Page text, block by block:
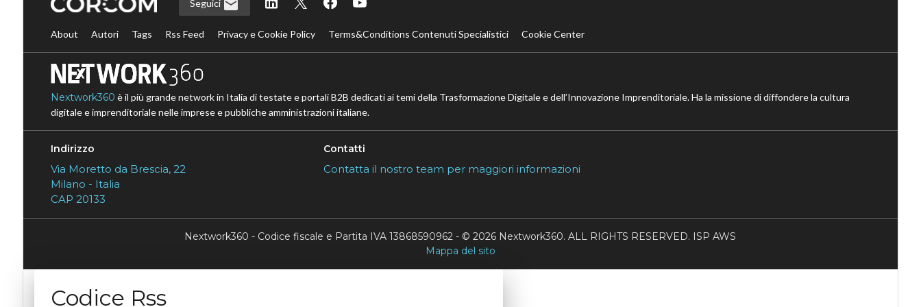
Seguici
About Autori Tags Rss Feed Privacy e Cookie Policy Terms&Conditions Contenuti Specialistici Cookie Center
Nextwork360 è il più grande network in Italia di testate e portali B2B dedicati ai temi della Trasformazione Digitale e dell’Innovazione Imprenditoriale. Ha la missione di diffondere la cultura
digitale e imprenditoriale nelle imprese e pubbliche amministrazioni italiane.
Indirizzo
Via Moretto da Brescia, 22
Milano - Italia
CAP 20133
Contatti
Contatta il nostro team per maggiori informazioni
Nextwork360 - Codice fiscale e Partita IVA 13868590962 - © 2026 Nextwork360. ALL RIGHTS RESERVED. ISP AWS
Mappa del sito
Codice Rss